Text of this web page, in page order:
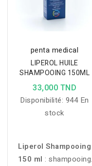
penta medical
LIPEROL HUILE
SHAMPOOING 150ML
33,000 TND
Disponibilité: 944 En
stock
Liperol Shampooing
150 ml : shampooing